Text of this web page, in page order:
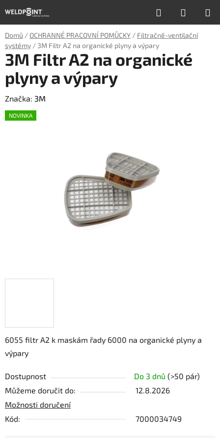
na
obsah
Hledat
KOŠÍK
Domů / OCHRANNÉ PRACOVNÍ POMŮCKY / Filtračně-ventilační
systémy / 3M Filtr A2 na organické plyny a výpary
6055 filtr A2 k maskám řady 6000 na organické plyny a
výpary
Dostupnost Do 3 dnů (>50 pár)
Můžeme doručit do:
12.8.2026
Možnosti doručení
Kód:
7000034749
3M Filtr A2 na organické
plyny a výpary
Značka: 3M
NOVINKA